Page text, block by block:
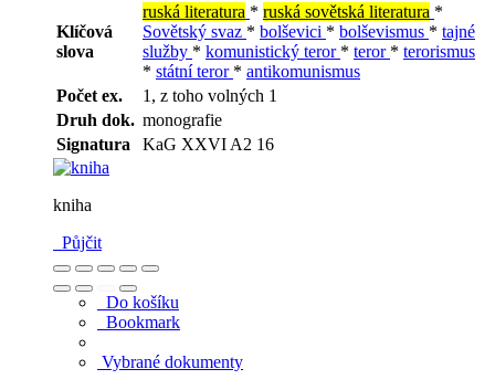
Klíčová
slova
ruská literatura * ruská sovětská literatura *
Sovětský svaz * bolševici * bolševismus * tajné
služby * komunistický teror * teror * terorismus
* státní teror * antikomunismus
Počet ex.
1, z toho volných 1
Druh dok. monografie
Signatura
KaG XXVI A2 16
kniha
Půjčit
Do košíku
Bookmark
Vybrané dokumenty